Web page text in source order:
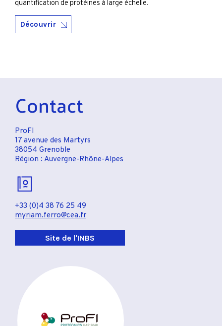
quantification de protéines à large échelle.
Découvrir
Contact
ProFI
17 avenue des Martyrs
38054 Grenoble
Région : Auvergne-Rhône-Alpes
+33 (0)4 38 76 25 49
myriam.ferro@cea.fr
Site de l'INBS